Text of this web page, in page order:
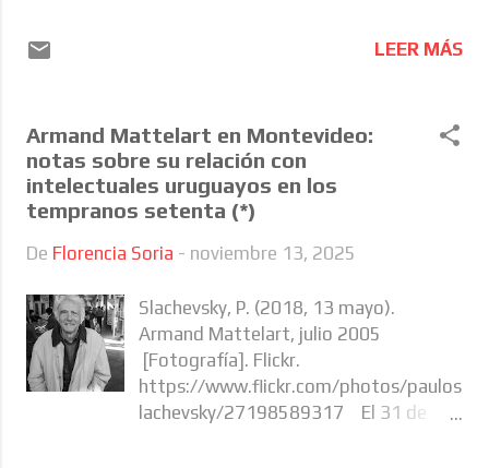
limita su participación en el mercado
cuidado -desde su enfoque feminista-
entiende al cuidado como parte de la
reproducción socia...
reorientar el financiamiento hacia la
persisten debilidades que limitan su
capacidad de incidir en las inequidades
en salud. La principal es que el modelo
de atención continúa centrado en la
atención médica y en la provisión de
servicios, con escasa capacidad de
sociales de la salud. La reforma de la
salud de 2008 fue concebida sobre
tres ejes de transformaciones: cambio
del modelo de financiamiento, cambio
del modelo de gestión y cambio del
LEER MÁS
Armand Mattelart en Montevideo:
notas sobre su relación con
intelectuales uruguayos en los
tempranos setenta (*)
De Florencia Soria - noviembre 13, 2025
Slachevsky, P. (2018, 13 mayo).
Armand Mattelart, julio 2005
[Fotografía]. Flickr.
https://www.flickr.com/photos/paulos
lachevsky/27198589317 El 31 de